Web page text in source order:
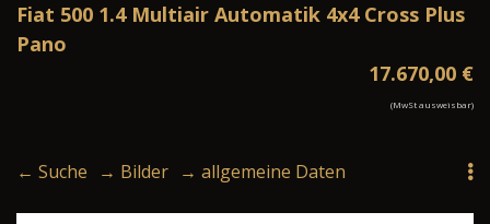
Fiat 500 1.4 Multiair Automatik 4x4 Cross Plus
Pano
17.670,00 €
(MwSt ausweisbar)
← Suche → Bilder → allgemeine Daten